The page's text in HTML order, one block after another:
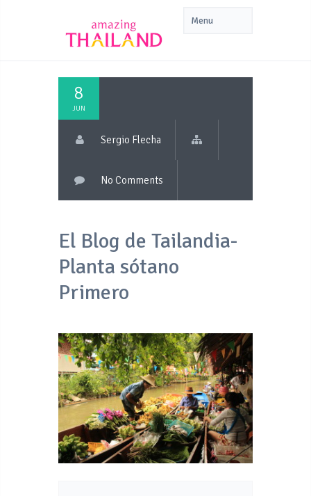
8
JUN
Sergio Flecha
No Comments
El Blog de Tailandia-
Planta sótano
Primero